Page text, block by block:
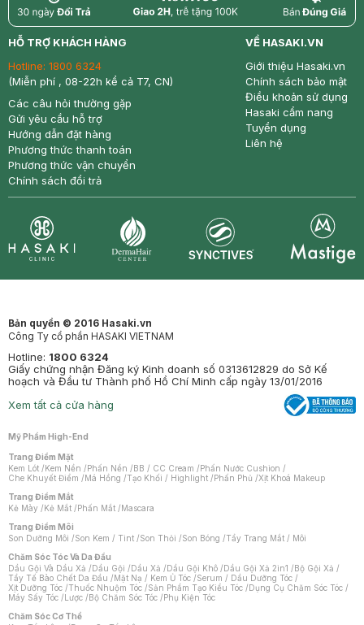
return nowfree price
HỖ TRỢ KHÁCH HÀNG
Hotline: 1800 6324
(Miễn phí , 08-22h kể cả T7, CN)
Các câu hỏi thường gặp
Gửi yêu cầu hỗ trợ
Hướng dẫn đặt hàng
Phương thức thanh toán
Phương thức vận chuyển
Chính sách đổi trả
VỀ HASAKI.VN
Giới thiệu Hasaki.vn
Chính sách bảo mật
Điều khoản sử dụng
Hasaki cẩm nang
Tuyển dụng
Liên hệ
Bản quyền © 2016 Hasaki.vn
Công Ty cổ phần HASAKI VIETNAM
Hotline: 1800 6324
Giấy chứng nhận Đăng ký Kinh doanh số 0313612829 do Sở Kế
hoạch và Đầu tư Thành phố Hồ Chí Minh cấp ngày 13/01/2016
Xem tất cả cửa hàng
Mỹ Phẩm High-End
Trang Điểm Mặt
Kem Lót /Kem Nền /Phấn Nền /BB / CC Cream /Phấn Nước Cushion /
Che Khuyết Điểm /Má Hồng /Tạo Khối / Highlight /Phấn Phủ /Xịt Khoá Makeup
Trang Điểm Mắt
Kẻ Mày /Kẻ Mắt /Phấn Mắt /Mascara
Trang Điểm Môi
Son Dưỡng Môi /Son Kem / Tint /Son Thỏi /Son Bóng /Tẩy Trang Mắt / Môi
Chăm Sóc Tóc Và Da Đầu
Dầu Gội Và Dầu Xả /Dầu Gội /Dầu Xả /Dầu Gội Khô /Dầu Gội Xả 2in1 /Bộ Gội Xả /
Tẩy Tế Bào Chết Da Đầu /Mặt Nạ / Kem Ủ Tóc /Serum / Dầu Dưỡng Tóc /
Xịt Dưỡng Tóc /Thuốc Nhuộm Tóc /Sản Phẩm Tạo Kiểu Tóc /Dụng Cụ Chăm Sóc Tóc /
Máy Sấy Tóc /Lược /Bộ Chăm Sóc Tóc /Phụ Kiện Tóc
Chăm Sóc Cơ Thể